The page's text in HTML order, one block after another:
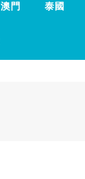
澳門 泰國